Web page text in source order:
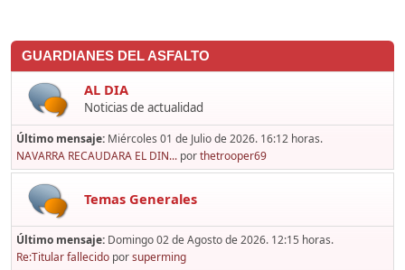
GUARDIANES DEL ASFALTO
AL DIA
Noticias de actualidad
Último mensaje: Miércoles 01 de Julio de 2026. 16:12 horas.
NAVARRA RECAUDARA EL DIN... porthetrooper69
Temas Generales
Último mensaje: Domingo 02 de Agosto de 2026. 12:15 horas.
Re:Titular fallecido porsuperming